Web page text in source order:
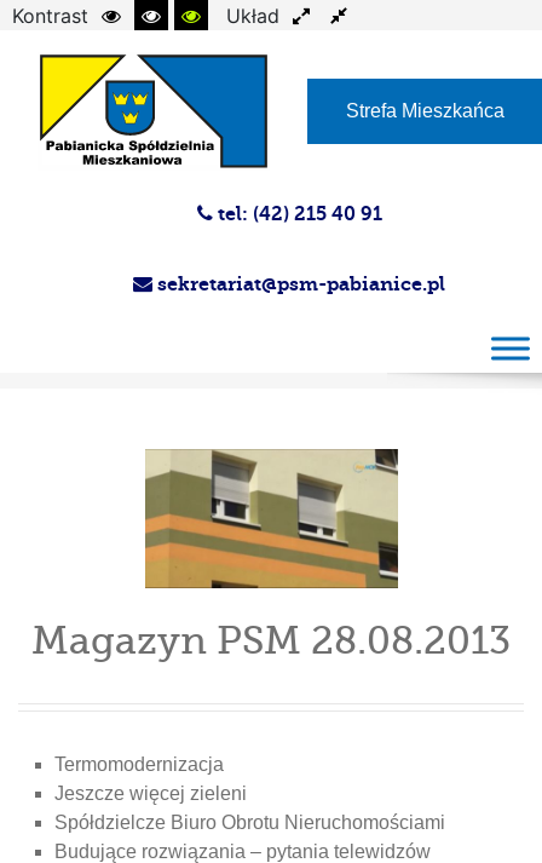
Kontrast
Układ
Strefa Mieszkańca
tel: (42) 215 40 91
sekretariat@psm-pabianice.pl
Magazyn PSM 28.08.2013
Termomodernizacja
Jeszcze więcej zieleni
Spółdzielcze Biuro Obrotu Nieruchomościami
Budujące rozwiązania – pytania telewidzów